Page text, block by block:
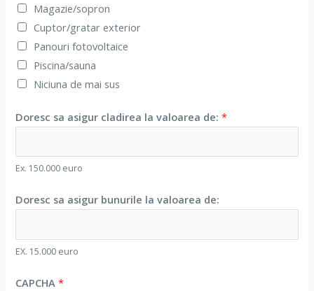
Magazie/sopron
Cuptor/gratar exterior
Panouri fotovoltaice
Piscina/sauna
Niciuna de mai sus
Doresc sa asigur cladirea la valoarea de:*
Ex. 150.000 euro
Doresc sa asigur bunurile la valoarea de:
EX. 15.000 euro
CAPCHA*